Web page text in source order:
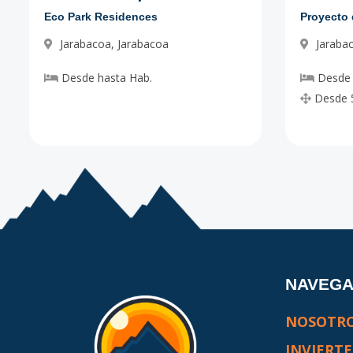
Eco Park Residences
Jarabacoa, Jarabacoa
Desde hasta Hab. Desde
Desde
NAVEGA